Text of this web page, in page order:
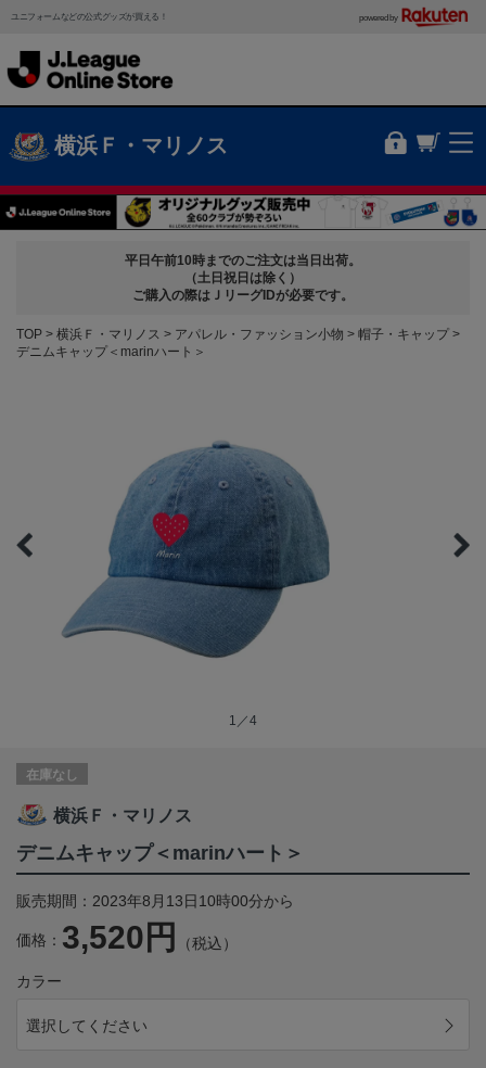
ユニフォームなどの公式グッズが買える！ powered by
横浜Ｆ・マリノス
平日午前10時までのご注文は当日出荷。
（土日祝日は除く）
ご購入の際はＪリーグIDが必要です。
TOP 横浜Ｆ・マリノス アパレル・ファッション小物
帽子・キャップ
デニムキャップ＜marinハート＞
1／4
在庫なし
横浜Ｆ・マリノス
デニムキャップ＜marinハート＞
販売期間：2023年8月13日10時00分から
価格： 3,520円 （税込）
カラー
選択してください